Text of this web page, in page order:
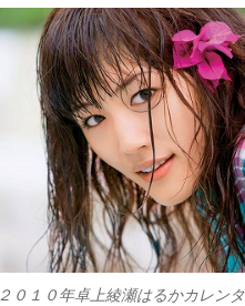
２０１０年卓上綾瀬はるかカレン